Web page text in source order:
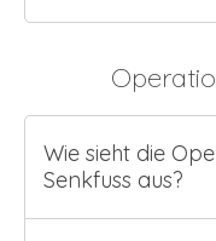
Wie sieht die
Senkfuss aus?